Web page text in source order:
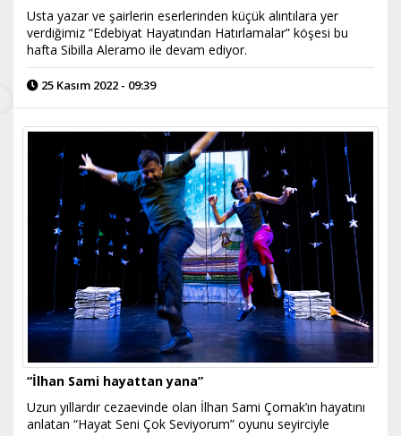
Usta yazar ve şairlerin eserlerinden küçük alıntılara yer
verdiğimiz “Edebiyat Hayatından Hatırlamalar” köşesi bu
hafta Sibilla Aleramo ile devam ediyor.
25 Kasım 2022 - 09:39
“İlhan Sami hayattan yana”
Uzun yıllardır cezaevinde olan İlhan Sami Çomak’ın hayatını
anlatan “Hayat Seni Çok Seviyorum” oyunu seyirciyle